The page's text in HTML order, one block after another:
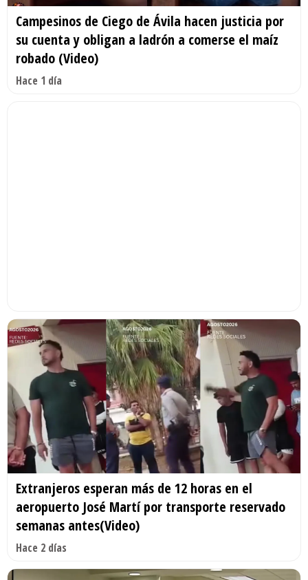
Campesinos de Ciego de Ávila hacen justicia por
su cuenta y obligan a ladrón a comerse el maíz
robado (Video)
Hace 1 día
Extranjeros esperan más de 12 horas en el
aeropuerto José Martí por transporte reservado
semanas antes(Video)
Hace 2 días